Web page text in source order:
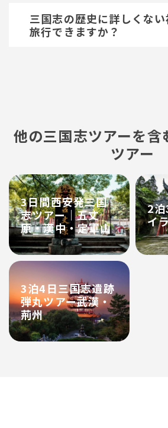
三国志の歴史に詳しくな
旅行できますか？
他の三国志ツアーを含
ツアー
3日間西安発三国
志ツアー｜五丈
原・漢中・定軍山
2
イ
3泊4日三国志遺跡
弾丸ツアー武漢・
荊州